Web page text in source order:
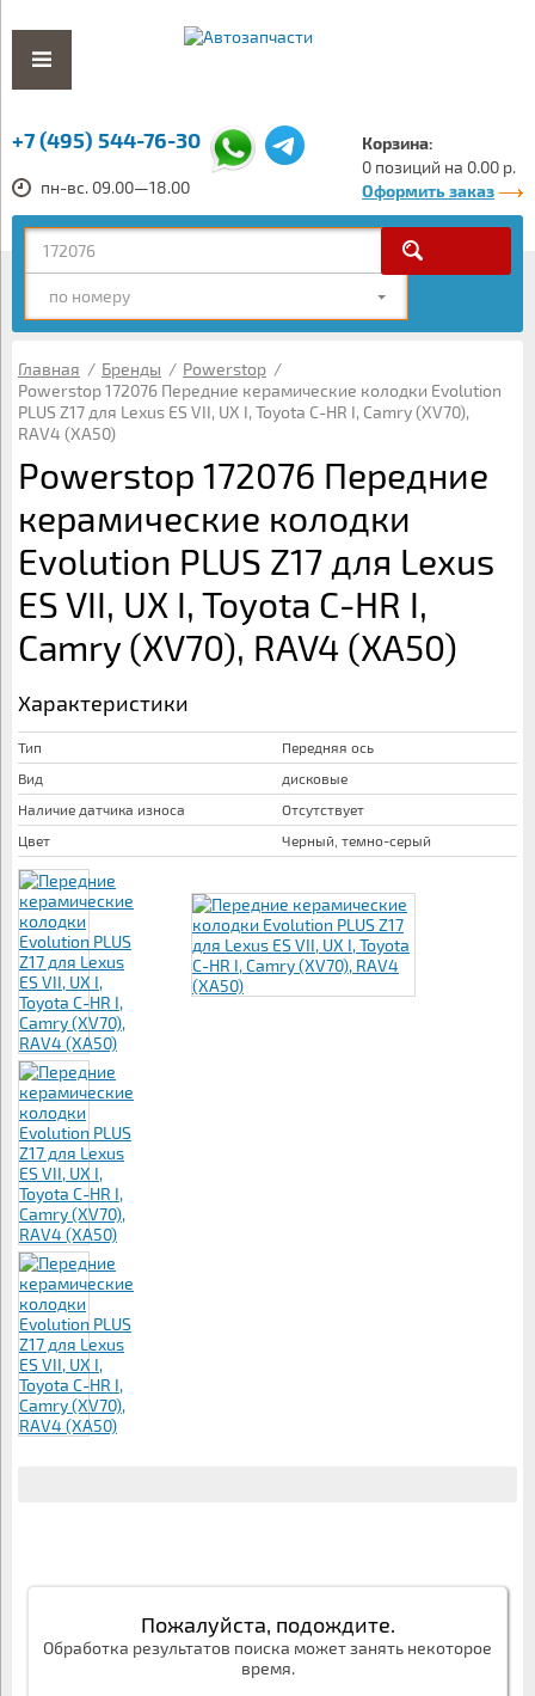
+7 (495) 544-76-30
пн-вс. 09.00—18.00
Корзина:
0 позиций на 0.00 р.
Оформить заказ
по номеру
Главная / Бренды / Powerstop /
Powerstop 172076 Передние керамические колодки Evolution
PLUS Z17 для Lexus ES VII, UX I, Toyota C-HR I, Camry (XV70),
RAV4 (XA50)
Powerstop 172076 Передние
керамические колодки
Evolution PLUS Z17 для Lexus
ES VII, UX I, Toyota C-HR I,
Camry (XV70), RAV4 (XA50)
Характеристики
Тип
Передняя ось
Вид
дисковые
Наличие датчика износа
Отсутствует
Цвет
Черный, темно-серый
Пожалуйста, подождите.
Обработка результатов поиска может занять некоторое
время.